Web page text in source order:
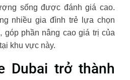
sống được đánh giá cao.
nhiều gia đình trẻ lựa chọn
góp phần nâng cao giá trị của
tại khu vực này.
Dubai trở thành